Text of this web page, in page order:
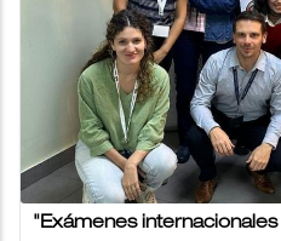
"Exámenes